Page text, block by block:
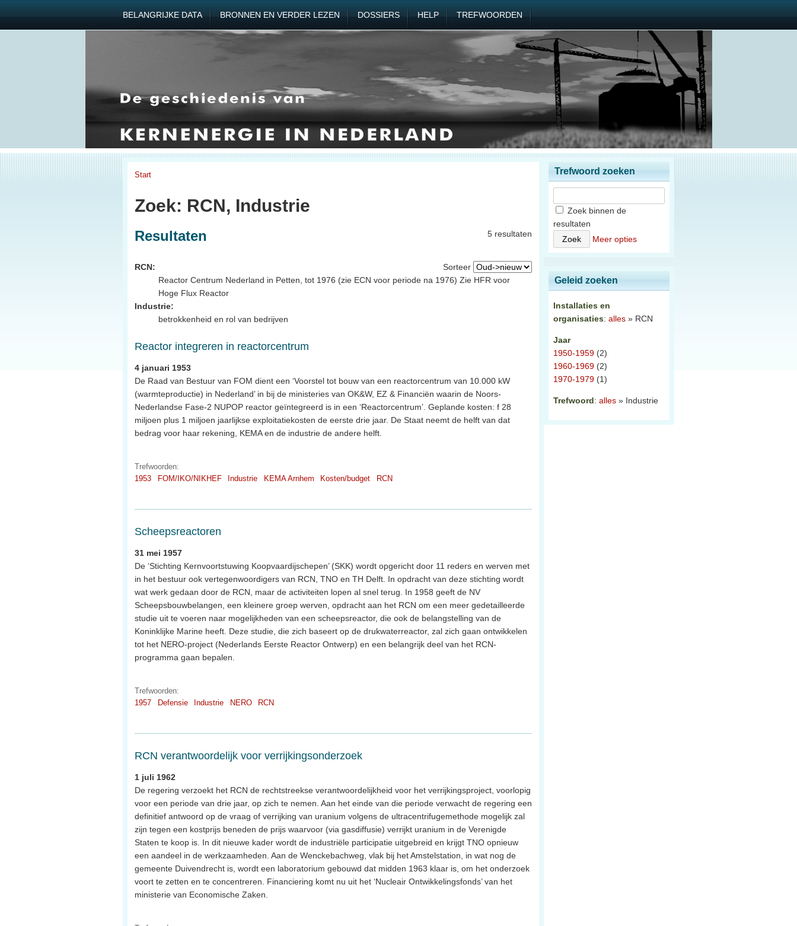
BELANGRIJKE DATA BRONNEN EN VERDER LEZEN DOSSIERS HELP TREFWOORDEN
Start
Zoek: RCN, Industrie
5 resultaten
Resultaten
Sorteer
RCN:
Reactor Centrum Nederland in Petten, tot 1976 (zie ECN voor periode na 1976) Zie HFR voor
Hoge Flux Reactor
Industrie:
betrokkenheid en rol van bedrijven
Reactor integreren in reactorcentrum
4 januari 1953
De Raad van Bestuur van FOM dient een ‘Voorstel tot bouw van een reactorcentrum van 10.000 kW
(warmteproductie) in Nederland’ in bij de ministeries van OK&W, EZ & Financiën waarin de Noors-
Nederlandse Fase-2 NUPOP reactor geïntegreerd is in een ‘Reactorcentrum’. Geplande kosten: f 28
miljoen plus 1 miljoen jaarlijkse exploitatiekosten de eerste drie jaar. De Staat neemt de helft van dat
bedrag voor haar rekening, KEMA en de industrie de andere helft.
Trefwoorden:
1953
FOM/IKO/NIKHEF Industrie KEMA Arnhem Kosten/budget RCN
Scheepsreactoren
31 mei 1957
De ‘Stichting Kernvoortstuwing Koopvaardijschepen’ (SKK) wordt opgericht door 11 reders en werven met
in het bestuur ook vertegenwoordigers van RCN, TNO en TH Delft. In opdracht van deze stichting wordt
wat werk gedaan door de RCN, maar de activiteiten lopen al snel terug. In 1958 geeft de NV
Scheepsbouwbelangen, een kleinere groep werven, opdracht aan het RCN om een meer gedetailleerde
studie uit te voeren naar mogelijkheden van een scheepsreactor, die ook de belangstelling van de
Koninklijke Marine heeft. Deze studie, die zich baseert op de drukwaterreactor, zal zich gaan ontwikkelen
tot het NERO-project (Nederlands Eerste Reactor Ontwerp) en een belangrijk deel van het RCN-
programma gaan bepalen.
Trefwoorden:
1957
Defensie Industrie NERO RCN
RCN verantwoordelijk voor verrijkingsonderzoek
1 juli 1962
De regering verzoekt het RCN de rechtstreekse verantwoordelijkheid voor het verrijkingsproject, voorlopig
voor een periode van drie jaar, op zich te nemen. Aan het einde van die periode verwacht de regering een
definitief antwoord op de vraag of verrijking van uranium volgens de ultracentrifugemethode mogelijk zal
zijn tegen een kostprijs beneden de prijs waarvoor (via gasdiffusie) verrijkt uranium in de Verenigde
Staten te koop is. In dit nieuwe kader wordt de industriële participatie uitgebreid en krijgt TNO opnieuw
een aandeel in de werkzaamheden. Aan de Wenckebachweg, vlak bij het Amstelstation, in wat nog de
gemeente Duivendrecht is, wordt een laboratorium gebouwd dat midden 1963 klaar is, om het onderzoek
voort te zetten en te concentreren. Financiering komt nu uit het ‘Nucleair Ontwikkelingsfonds’ van het
ministerie van Economische Zaken.
Trefwoord zoeken
Zoek binnen de
resultaten
Meer opties
Geleid zoeken
Installaties en
organisaties: alles » RCN
Jaar
1950-1959 (2)
1960-1969 (2)
1970-1979 (1)
Trefwoord: alles » Industrie